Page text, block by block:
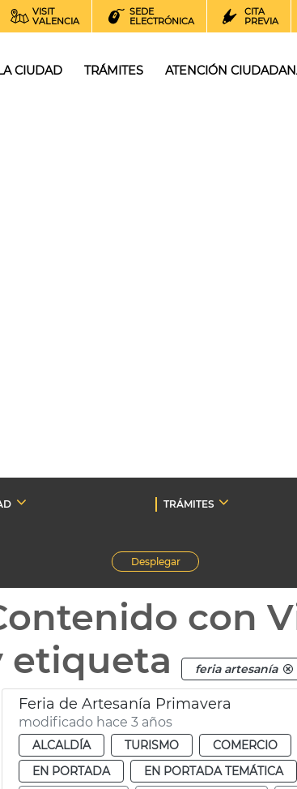
VISIT
VALENCIA
SEDE
ELECTRÓNICA
CITA
PREVIA
CIUDAD TRÁMITES ATENCIÓN
TRÁMITES
Desplegar
con
etiqueta feria artesanía
Feria de Artesanía Primavera
modificado hace 3 años
ALCALDÍA TURISMO COMERCIO
EN PORTADA
EN PORTADA TEMÁTICA